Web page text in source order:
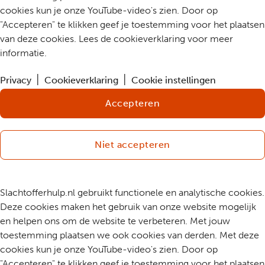
cookies kun je onze YouTube-video's zien. Door op
"Accepteren" te klikken geef je toestemming voor het plaatsen
van deze cookies. Lees de cookieverklaring voor meer
informatie.
Privacy Cookieverklaring Cookie instellingen
Accepteren
Niet accepteren
Slachtofferhulp.nl gebruikt functionele en analytische cookies.
Deze cookies maken het gebruik van onze website mogelijk
en helpen ons om de website te verbeteren. Met jouw
toestemming plaatsen we ook cookies van derden. Met deze
cookies kun je onze YouTube-video's zien. Door op